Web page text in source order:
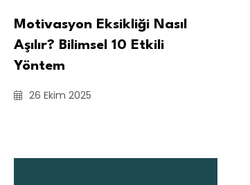
Motivasyon Eksikliği Nasıl
Aşılır? Bilimsel 10 Etkili
Yöntem
26 Ekim 2025